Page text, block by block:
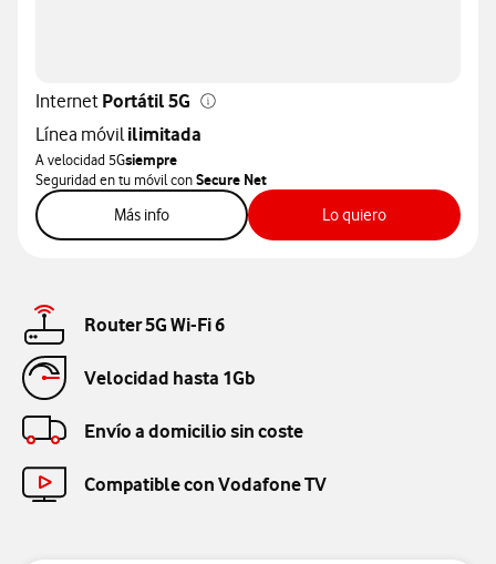
Internet Portátil 5G
Línea móvililimitada
A velocidad 5Gsiempre
Seguridad en tu móvil conSecure Net
Más info Lo quierosobre internet
Router 5G Wi-Fi 6
Velocidad hasta 1Gb
Envío a domicilio sin coste
Compatible con Vodafone TV